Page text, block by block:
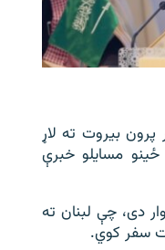
بیروت ته لاړ
مسایلو خبرې
دی، چې لبنان ته
سفر کوي.